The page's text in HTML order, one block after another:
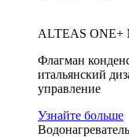
ALTEAS ONE+
Флагман
итальянский
управление
Узнайте больше